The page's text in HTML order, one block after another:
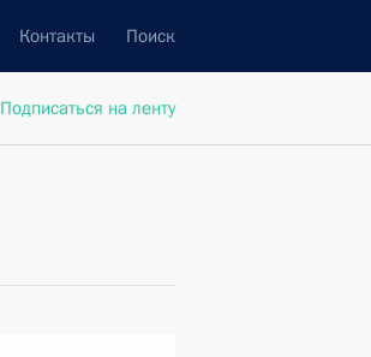
Контакты Поиск
Подписаться на ленту